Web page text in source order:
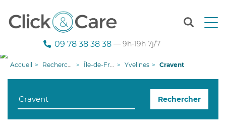
T
n
g
09 78 38 38 38 — 9h-19h 7j/7
Accueil Recherche aide à domicile Île-de-France Yvelines Cravent
Rechercher